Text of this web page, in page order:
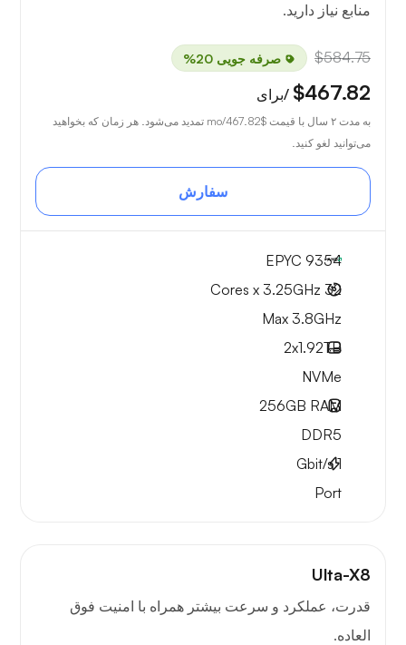
منابع نیاز دارید.
$584.75 صرفه جویی 20%
$467.82 /برای
به مدت ۲ سال با قیمت $467.82
/mo تمدید می‌شود. هر زمان که بخواهید
می‌توانید لغو کنید.
سفارش
EPYC 9354
32 Cores x 3.25GHz
Max 3.8GHz
2x1.92TB
NVMe
256GB RAM
DDR5
1
Gbit/s
Port
Ulta-X8
قدرت، عملکرد و سرعت بیشتر همراه با امنیت فوق
العاده.